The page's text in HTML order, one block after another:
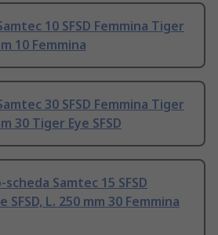
10 SFSD Femmina Tiger
10 Femmina
30 SFSD Femmina Tiger
30 Tiger Eye SFSD
Samtec 15 SFSD
SFSD, L. 250 mm 30 Femmina